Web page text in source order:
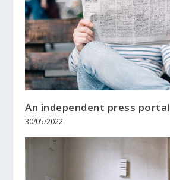
An independent press portal
30/05/2022